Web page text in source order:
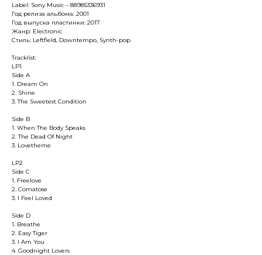
Label: Sony Music ‎– 88985336931
Год релиза альбома: 2001
Год выпуска пластинки: 2017
Жанр: Electronic
Стиль: Leftfield, Downtempo, Synth-pop
Tracklist:
LP1
Side A
1. Dream On
2. Shine
3. The Sweetest Condition
Side B
1. When The Body Speaks
2. The Dead Of Night
3. Lovetheme
LP2
Side C
1. Freelove
2. Comatose
3. I Feel Loved
Side D
1. Breathe
2. Easy Tiger
3. I Am You
4. Goodnight Lovers